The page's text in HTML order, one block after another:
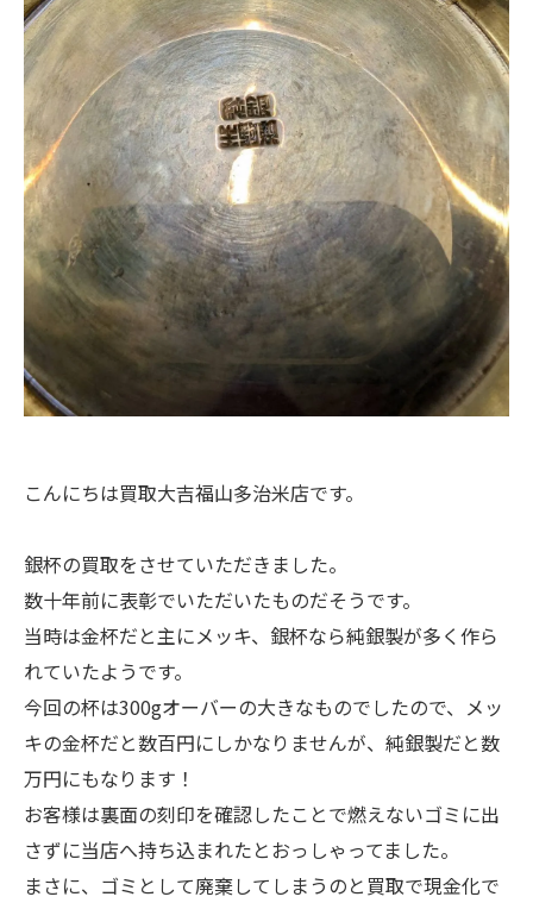
こんにちは買取大吉福山多治米店です。
銀杯の買取をさせていただきました。
数十年前に表彰でいただいたものだそうです。
当時は金杯だと主にメッキ、銀杯なら純銀製が多く作ら
れていたようです。
今回の杯は300gオーバーの大きなものでしたので、メッ
キの金杯だと数百円にしかなりませんが、純銀製だと数
万円にもなります！
お客様は裏面の刻印を確認したことで燃えないゴミに出
さずに当店へ持ち込まれたとおっしゃってました。
まさに、ゴミとして廃棄してしまうのと買取で現金化で